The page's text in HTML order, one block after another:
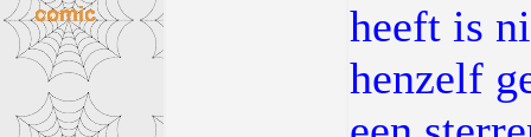
heeft is
henzelf